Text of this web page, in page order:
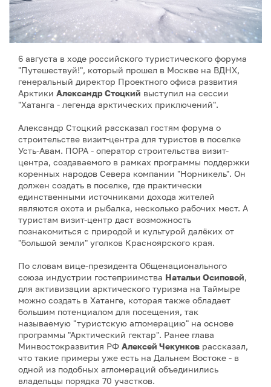
6 августа в ходе российского туристического форума
"Путешествуй!", который прошел в Москве на ВДНХ,
генеральный директор Проектного офиса развития
Арктики Александр Стоцкий выступил на сессии
"Хатанга - легенда арктических приключений".
Александр Стоцкий рассказал гостям форума о
строительстве визит-центра для туристов в поселке
Усть-Авам. ПОРА - оператор строительства визит-
центра, создаваемого в рамках программы поддержки
коренных народов Севера компании "Норникель". Он
должен создать в поселке, где практически
единственными источниками дохода жителей
являются охота и рыбалка, несколько рабочих мест. А
туристам визит-центр даст возможность
познакомиться с природой и культурой далёких от
"большой земли" уголков Красноярского края.
По словам вице-президента Общенационального
союза индустрии гостеприимства Натальи Осиповой,
для активизации арктического туризма на Таймыре
можно создать в Хатанге, которая также обладает
большим потенциалом для посещения, так
называемую "туристскую агломерацию" на основе
программы "Арктический гектар". Ранее глава
Минвостокразвития РФ Алексей Чекунков рассказал,
что такие примеры уже есть на Дальнем Востоке - в
одной из подобных агломераций объединились
владельцы порядка 70 участков.